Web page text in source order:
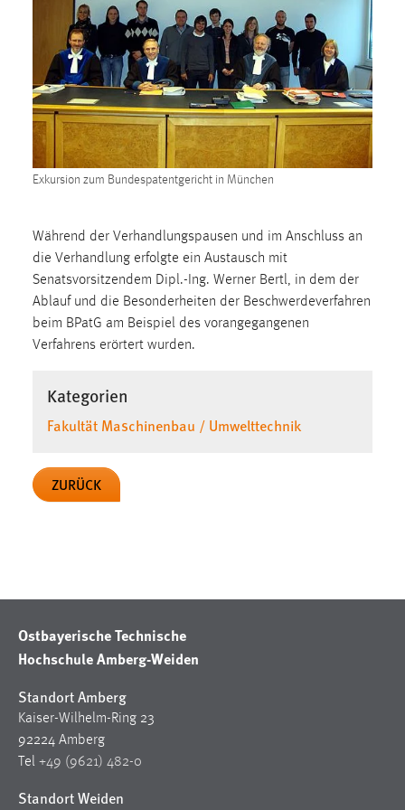
Exkursion zum Bundespatentgericht in München
Während der Verhandlungspausen und im Anschluss an
die Verhandlung erfolgte ein Austausch mit
Senatsvorsitzendem Dipl.-Ing. Werner Bertl, in dem der
Ablauf und die Besonderheiten der Beschwerdeverfahren
beim BPatG am Beispiel des vorangegangenen
Verfahrens erörtert wurden.
Kategorien
Fakultät Maschinenbau / Umwelttechnik
ZURÜCK
Ostbayerische Technische
Hochschule Amberg-Weiden
Standort Amberg
Kaiser-Wilhelm-Ring 23
92224 Amberg
Tel +49 (9621) 482-0
Standort Weiden
1 Jahr
Performance
Name:
staticfilecache
Zweck:
Für performante Seitenauslieferung wird in diesem Cookie
Sprachpräferenz
Name:
site-language-preference
Zweck:
Cookie Laufzeit:
Chat
Name:
Cookie Laufzeit:
MibewSessionID, mibew-chat-frame-style-
5e9dbeb1811c0446 = Sitzungslaufzeit, mibew_locale = 3
Login
Name:
fe_user, be_user, be_lastLoginProvider